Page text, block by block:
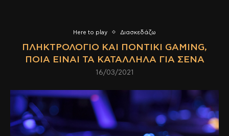
Here to play Διασκεδάζω
ΠΛΗΚΤΡΟΛΌΓΙΟ ΚΑΙ ΠΟΝΤΊΚΙ GAMING,
ΠΟΙΑ ΕΊΝΑΙ ΤΑ ΚΑΤΆΛΛΗΛΑ ΓΙΑ ΣΈΝΑ
16/03/2021